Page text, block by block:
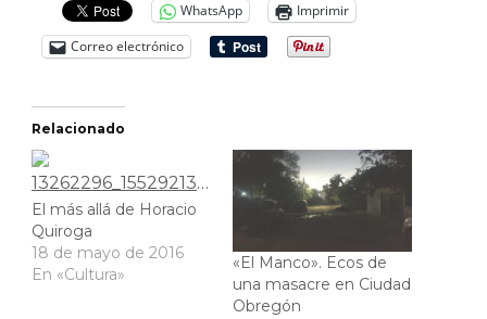
WhatsApp
Imprimir
Correo electrónico
Relacionado
El más allá de Horacio
Quiroga
18 de mayo de 2016
En «Cultura»
«El Manco». Ecos de
una masacre en Ciudad
Obregón